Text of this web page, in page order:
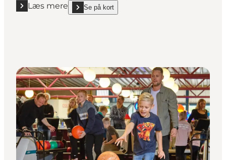
Læs mere
Læs mere "Jesperhus Feriepark - Badeland"
Se på kort
show Jesperhus Feriepark - Badeland on_map